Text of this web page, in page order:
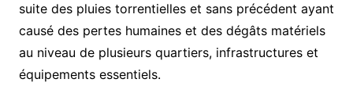
suite des pluies torrentielles et sans précédent ayant
causé des pertes humaines et des dégâts matériels
au niveau de plusieurs quartiers, infrastructures et
équipements essentiels.